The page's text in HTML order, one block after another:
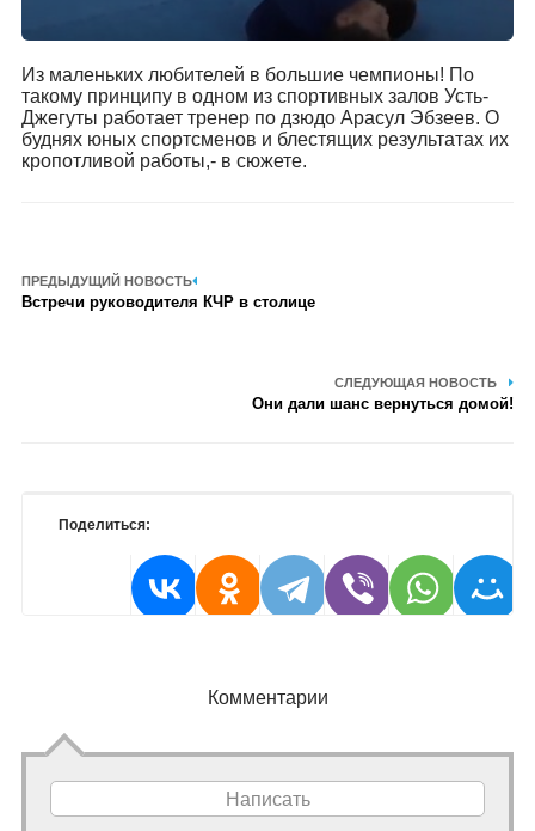
Из маленьких любителей в большие чемпионы! По
такому принципу в одном из спортивных залов Усть-
Джегуты работает тренер по дзюдо Арасул Эбзеев. О
буднях юных спортсменов и блестящих результатах их
кропотливой работы,- в сюжете.
ПРЕДЫДУЩИЙ НОВОСТЬ
Встречи руководителя КЧР в столице
СЛЕДУЮЩАЯ НОВОСТЬ
Они дали шанс вернуться домой!
Поделиться:
Комментарии
Написать